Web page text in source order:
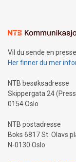
Vil du sende en
Her finner du mer
NTB besøksadresse
Skippergata 24
0154 Oslo
NTB postadresse
Boks 6817 St. Olavs
N-0130 Oslo